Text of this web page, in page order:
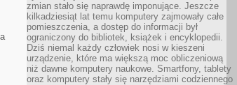
zmian stało się naprawdę imponujące. Jeszcze
kilkadziesiąt lat temu komputery zajmowały całe
pomieszczenia, a dostęp do informacji był
ograniczony do bibliotek, książek i encyklopedii.
Dziś niemal każdy człowiek nosi w kieszeni
urządzenie, które ma większą moc obliczeniową
niż dawne komputery naukowe. Smartfony, tablety
oraz komputery stały się narzędziami codziennego